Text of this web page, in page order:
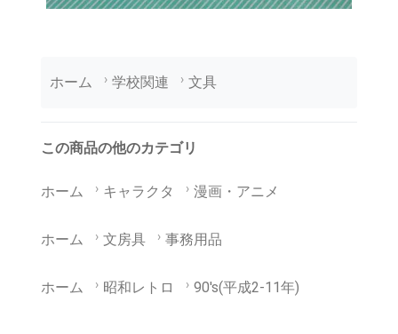
ホーム 学校関連 文具
この商品の他のカテゴリ
ホーム キャラクタ 漫画・アニメ
ホーム 文房具 事務用品
ホーム 昭和レトロ 90's(平成2-11年)